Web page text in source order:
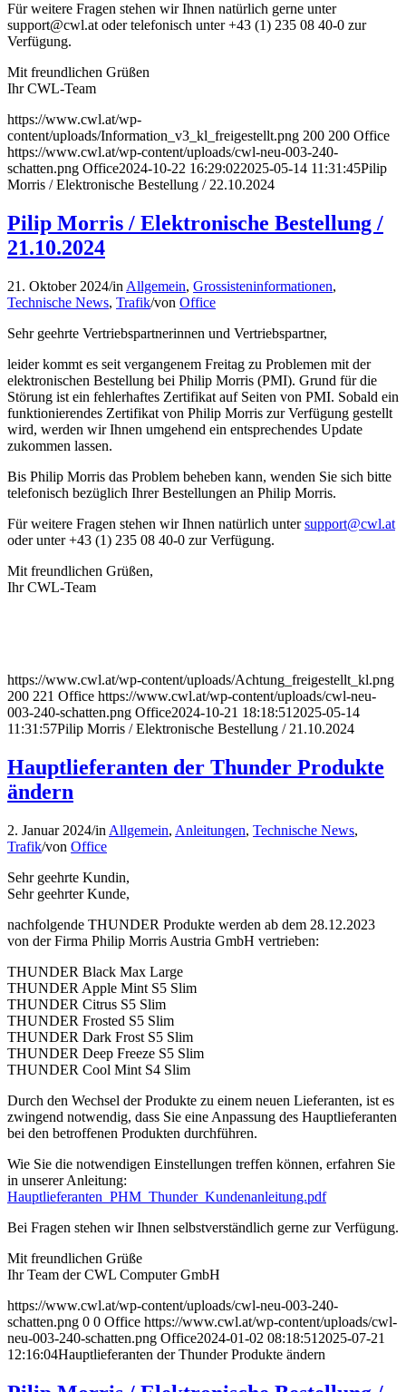
Für weitere Fragen stehen wir Ihnen natürlich gerne unter
support@cwl.at oder telefonisch unter +43 (1) 235 08 40-0 zur
Verfügung.
Mit freundlichen Grüßen
Ihr CWL-Team
https://www.cwl.at/wp-
content/uploads/Information_v3_kl_freigestellt.png 200 200 Office
https://www.cwl.at/wp-content/uploads/cwl-neu-003-240-
schatten.png Office2024-10-22 16:29:022025-05-14 11:31:45Pilip
Morris / Elektronische Bestellung / 22.10.2024
Pilip Morris / Elektronische Bestellung /
21.10.2024
21. Oktober 2024/in Allgemein, Grossisteninformationen,
Technische News, Trafik/von Office
Sehr geehrte Vertriebspartnerinnen und Vertriebspartner,
leider kommt es seit vergangenem Freitag zu Problemen mit der
elektronischen Bestellung bei Philip Morris (PMI). Grund für die
Störung ist ein fehlerhaftes Zertifikat auf Seiten von PMI. Sobald ein
funktionierendes Zertifikat von Philip Morris zur Verfügung gestellt
wird, werden wir Ihnen umgehend ein entsprechendes Update
zukommen lassen.
Bis Philip Morris das Problem beheben kann, wenden Sie sich bitte
telefonisch bezüglich Ihrer Bestellungen an Philip Morris.
Für weitere Fragen stehen wir Ihnen natürlich untersupport@cwl.at
oder unter +43 (1) 235 08 40-0 zur Verfügung.
Mit freundlichen Grüßen,
Ihr CWL-Team
https://www.cwl.at/wp-content/uploads/Achtung_freigestellt_kl.png
200 221 Office https://www.cwl.at/wp-content/uploads/cwl-neu-
003-240-schatten.png Office2024-10-21 18:18:51 2025-05-14
11:31:57Pilip Morris / Elektronische Bestellung / 21.10.2024
Hauptlieferanten der Thunder Produkte
ändern
2. Januar 2024/in Allgemein, Anleitungen, Technische News,
Trafik/von Office
Sehr geehrte Kundin,
Sehr geehrter Kunde,
nachfolgende THUNDER Produkte werden ab dem 28.12.2023
von der Firma Philip Morris Austria GmbH vertrieben:
THUNDER Black Max Large
THUNDER Apple Mint S5 Slim
THUNDER Citrus S5 Slim
THUNDER Frosted S5 Slim
THUNDER Dark Frost S5 Slim
THUNDER Deep Freeze S5 Slim
THUNDER Cool Mint S4 Slim
Durch den Wechsel der Produkte zu einem neuen Lieferanten, ist es
zwingend notwendig, dass Sie eine Anpassung des Hauptlieferanten
bei den betroffenen Produkten durchführen.
Wie Sie die notwendigen Einstellungen treffen können, erfahren Sie
in unserer Anleitung:
Hauptlieferanten_PHM_Thunder_Kundenanleitung.pdf
Bei Fragen stehen wir Ihnen selbstverständlich gerne zur Verfügung.
Mit freundlichen Grüße
Ihr Team der CWL Computer GmbH
https://www.cwl.at/wp-content/uploads/cwl-neu-003-240-
schatten.png 0 0 Office https://www.cwl.at/wp-content/uploads/cwl-
neu-003-240-schatten.png Office2024-01-02 08:18:51 2025-07-21
12:16:04Hauptlieferanten der Thunder Produkte ändern